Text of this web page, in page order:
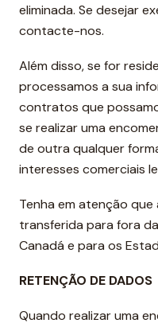
eliminada. Se desejar
contacte-nos.
Além disso, se for
processamos a sua
contratos que
se realizar uma
de outra qualquer
interesses comerciais
Tenha em atenção
transferida para fora
Canadá e para os
RETENÇÃO DE DADOS
Quando realizar uma